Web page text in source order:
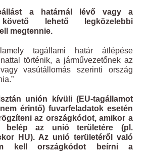
a határnál lévő vagy a
követő lehető legközelebbi
megtennie.
tagállami határ átlépése
történik, a járművezetőnek az
vasútállomás szerinti ország
unión kívüli (EU-tagállamot
érintő) fuvarfeladatok esetén
az országkódot, amikor a
belép az unió területére (pl.
HU). Az unió területéről való
kell országkódot beírni a